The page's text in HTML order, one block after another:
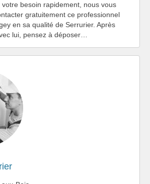
besoin rapidement, nous vous
gratuitement ce professionnel
en sa qualité de Serrurier. Après
lui, pensez à déposer…